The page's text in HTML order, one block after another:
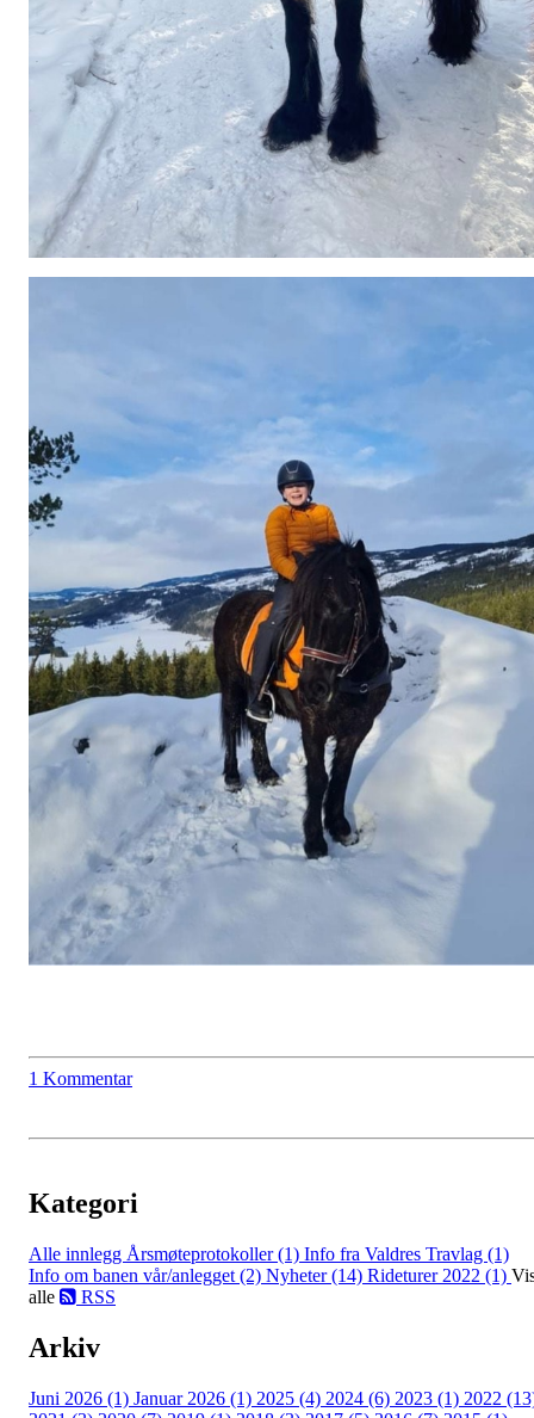
1 Kommentar
Kategori
Alle innlegg Årsmøteprotokoller (1) Info fra Valdres Travlag (1)
Info om banen vår/anlegget (2) Nyheter (14) Rideturer 2022 (1)
alle
RSS
Arkiv
Juni 2026 (1) Januar 2026 (1) 2025 (4) 2024 (6) 2023 (1) 2022